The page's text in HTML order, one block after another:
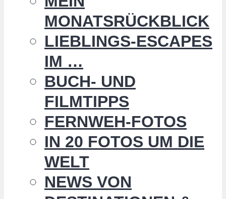
MONATSRÜCKBLICK
LIEBLINGS-ESCAPES
IM …
BUCH- UND
FILMTIPPS
FERNWEH-FOTOS
IN 20 FOTOS UM DIE
WELT
NEWS VON